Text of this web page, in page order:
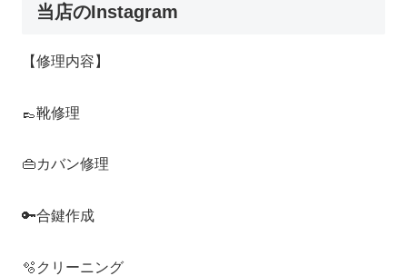
当店のInstagram
【修理内容】
👞靴修理
👜カバン修理
🔑合鍵作成
🫧クリーニング